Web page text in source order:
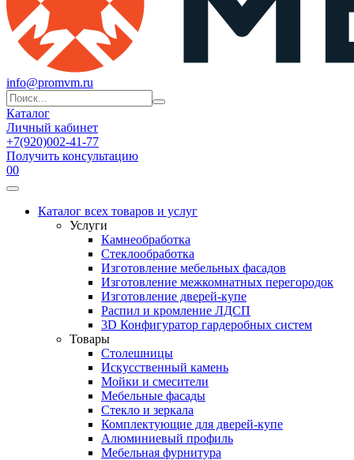
info@promvm.ru
Каталог
Личный кабинет
+7(920)002-41-77
Получить консультацию
00
Каталог всех товаров и услуг
Услуги
Камнеобработка
Стеклообработка
Изготовление мебельных фасадов
Изготовление межкомнатных перегородок
Изготовление дверей-купе
Распил и кромление ЛДСП
3D Конфигуратор гардеробных систем
Товары
Столешницы
Искусственный камень
Мойки и смесители
Мебельные фасады
Стекло и зеркала
Комплектующие для дверей-купе
Алюминиевый профиль
Мебельная фурнитура